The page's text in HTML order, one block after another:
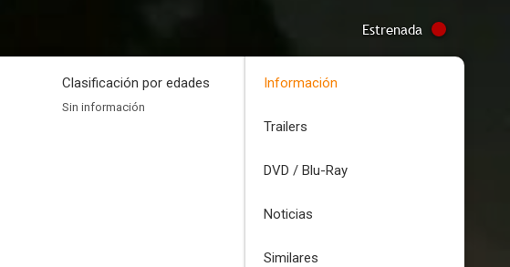
Estrenada
Clasificación por edades
Sin información
Información
Trailers
DVD / Blu-Ray
Noticias
Similares